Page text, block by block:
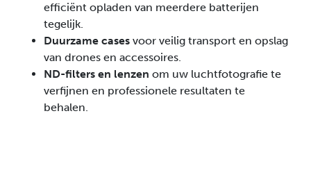
efficiënt opladen van meerdere batterijen
tegelijk.
Duurzame cases voor veilig transport en opslag
van drones en accessoires.
ND-filters en lenzen om uw luchtfotografie te
verfijnen en professionele resultaten te
behalen.